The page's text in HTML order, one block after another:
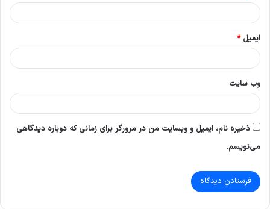
ایمیل*
وب‌ سایت
ذخیره نام، ایمیل و وبسایت من در مرورگر برای زمانی که دوباره دیدگاهی
می‌نویسم.